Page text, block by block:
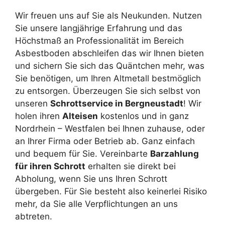
Wir freuen uns auf Sie als Neukunden. Nutzen
Sie unsere langjährige Erfahrung und das
Höchstmaß an Professionalität im Bereich
Asbestboden abschleifen das wir Ihnen bieten
und sichern Sie sich das Quäntchen mehr, was
Sie benötigen, um Ihren Altmetall bestmöglich
zu entsorgen. Überzeugen Sie sich selbst von
unseren Schrottservice in Bergneustadt! Wir
holen ihren Alteisen kostenlos und in ganz
Nordrhein – Westfalen bei Ihnen zuhause, oder
an Ihrer Firma oder Betrieb ab. Ganz einfach
und bequem für Sie. Vereinbarte Barzahlung
für ihren Schrott erhalten sie direkt bei
Abholung, wenn Sie uns Ihren Schrott
übergeben. Für Sie besteht also keinerlei Risiko
mehr, da Sie alle Verpflichtungen an uns
abtreten.